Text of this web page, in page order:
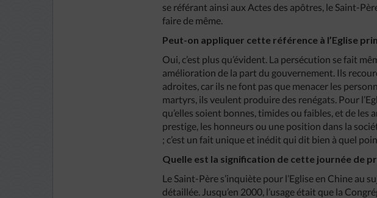
se référant ainsi aux Actes des apôtres, le Saint-
faire de même.
Peut-on appliquer cette référence à l’Eglise
Oui, c’est plus qu’évident. La persécution se fait
amélioration de la part du gouvernement. Ils
adroites, car ils ne font pas que menacer les
martyrs, ils veulent produire des renégats. Pour
qu’elles soient bonnes, timides ou faibles, et de les
prestige, les honneurs ou une position dans la
; c’est un fait unique et inédit qui dit bien à quel
Quelle est la signification de cette journée de
Le Saint-Père s’inquiète pour l’Eglise en Chine
détaillée. Jusqu’en 2000, l’usage était que la